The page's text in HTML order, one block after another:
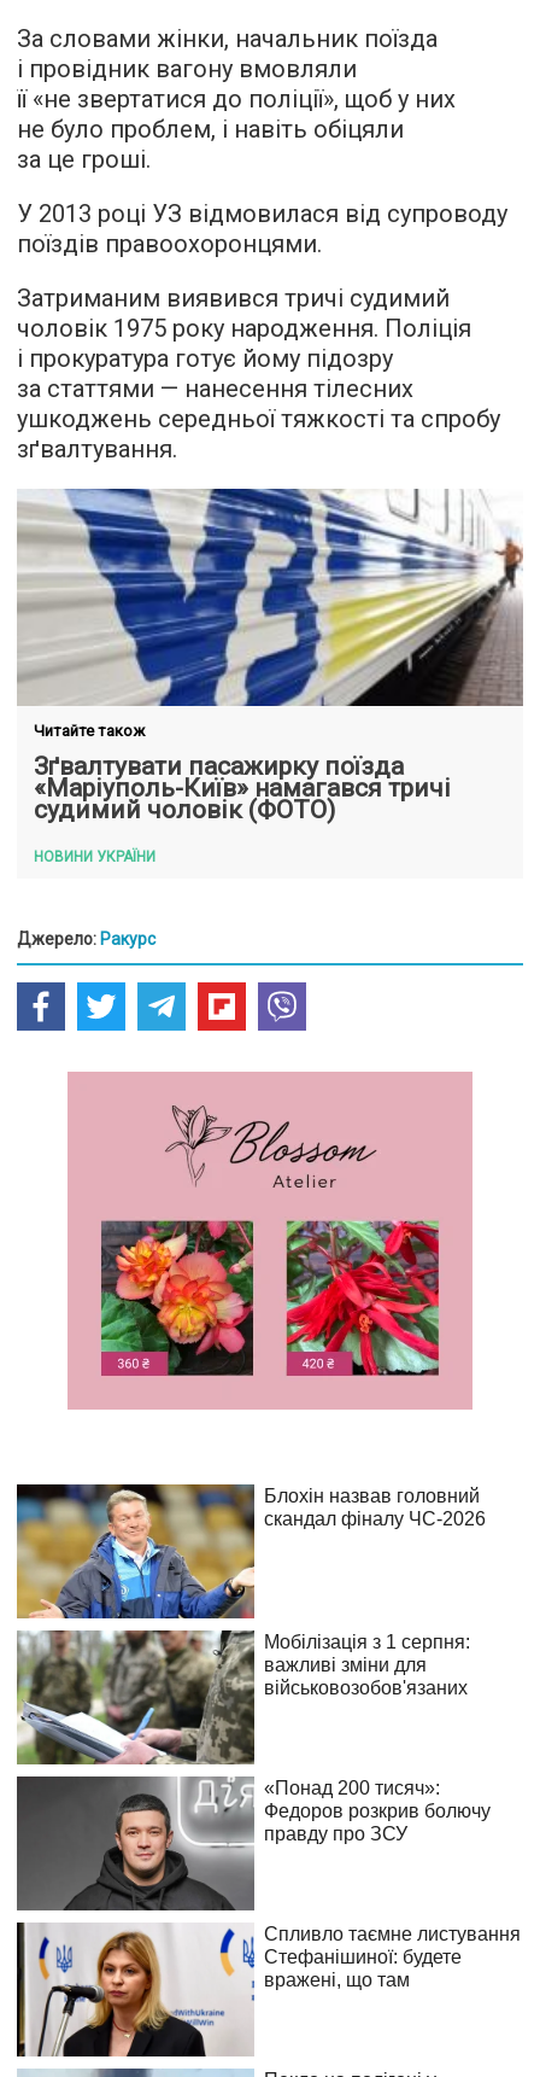
За словами жінки, начальник поїзда
і провідник вагону вмовляли
її «не звертатися до поліції», щоб у них
не було проблем, і навіть обіцяли
за це гроші.
У 2013 році УЗ відмовилася від супроводу
поїздів правоохоронцями.
Затриманим виявився тричі судимий
чоловік 1975 року народження. Поліція
і прокуратура готує йому підозру
за статтями — нанесення тілесних
ушкоджень середньої тяжкості та спробу
зґвалтування.
Читайте також
Зґвалтувати пасажирку поїзда
«Маріуполь-Київ» намагався тричі
судимий чоловік (ФОТО)
НОВИНИ УКРАЇНИ
Джерело: Ракурс